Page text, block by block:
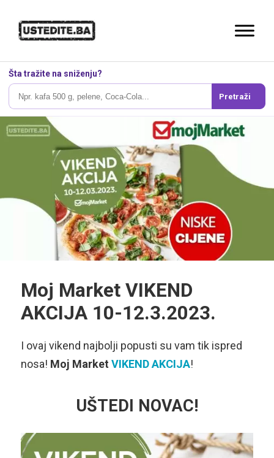
Šta tražite na sniženju?
Pretraži
Moj Market VIKEND
AKCIJA 10-12.3.2023.
I ovaj vikend najbolji popusti su vam tik ispred
nosa! Moj Market VIKEND AKCIJA!
UŠTEDI NOVAC!